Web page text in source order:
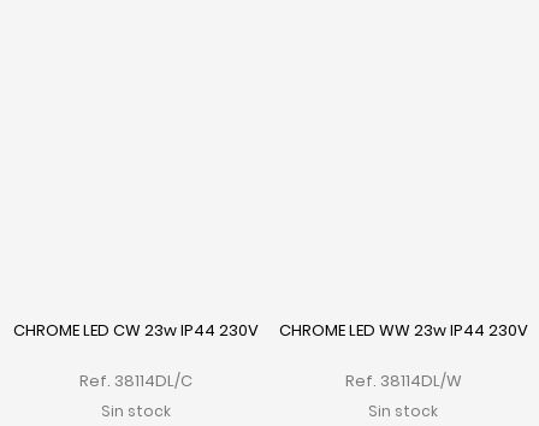
CHROME LED CW 23w IP44 230V
Ref. 38114DL/C
Sin stock
CHROME LED WW 23w IP44 230V
Ref. 38114DL/W
Sin stock